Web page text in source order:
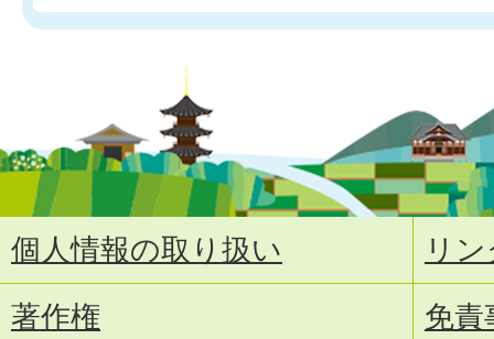
個人情報の取り扱い
リ
著作権
免責